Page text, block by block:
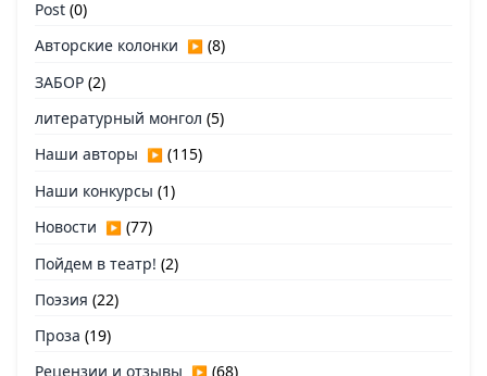
Post (0)
Авторские колонки ▶ (8)
ЗАБОР (2)
литературный монгол (5)
Наши авторы ▶ (115)
Наши конкурсы (1)
Новости ▶ (77)
Пойдем в театр! (2)
Поэзия (22)
Проза (19)
Рецензии и отзывы ▶ (68)